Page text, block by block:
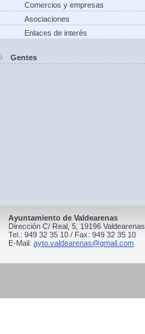
Comercios y empresas
Asociaciones
Enlaces de interés
Gentes
Ayuntamiento de Valdearenas
Dirección C/ Real, 5, 19196 Valdearenas
Tel.: 949 32 35 10 / Fax: 949 32 35 10
E-Mail: ayto.valdearenas@gmail.com